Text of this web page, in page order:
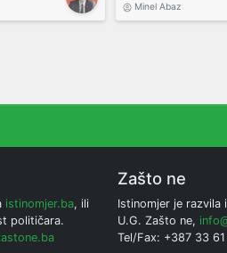
Minel Abaz
istinomjer.ba, ili
političara.
Zašto ne
Istinomjer je razvila
U.G. Zašto ne,
Tel/Fax: +387 33